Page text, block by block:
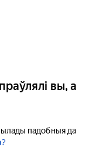
вы, а
падобныя да